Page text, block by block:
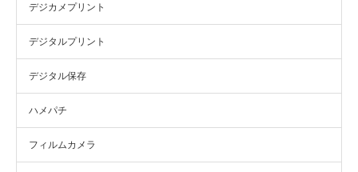
デジカメプリント
デジタルプリント
デジタル保存
ハメパチ
フィルムカメラ